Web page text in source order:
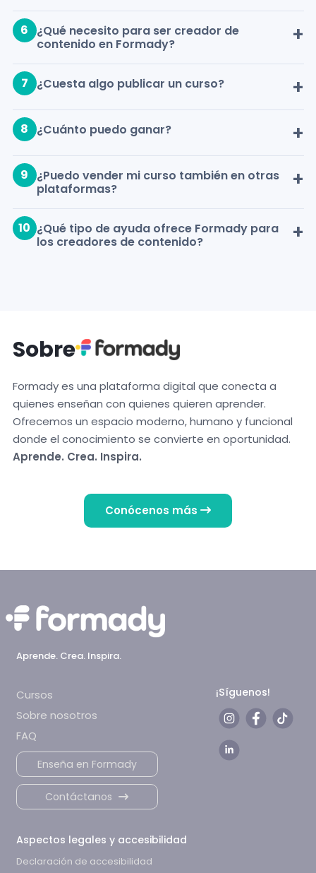
6 ¿Qué necesito para ser creador de
contenido en Formady?
7 ¿Cuesta algo publicar un curso?
8 ¿Cuánto puedo ganar?
9 ¿Puedo vender mi curso también en otras
plataformas?
10 ¿Qué tipo de ayuda ofrece Formady para
los creadores de contenido?
Sobre
Formady es una plataforma digital que conecta a
quienes enseñan con quienes quieren aprender.
Ofrecemos un espacio moderno, humano y funcional
donde el conocimiento se convierte en oportunidad.
Aprende. Crea. Inspira.
Conócenos más
Aprende. Crea. Inspira.
Cursos
Sobre nosotros
FAQ
Enseña en Formady
Contáctanos
¡Síguenos!
Aspectos legales y accesibilidad
Declaración de accesibilidad